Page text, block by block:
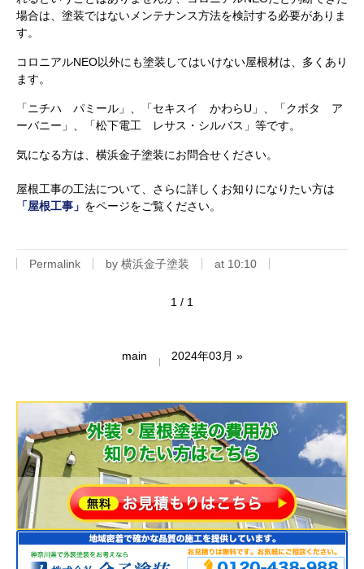
場合は、塗装ではないメンテナンス方法を検討する必要がありま
す。
コロニアルNEO以外にも塗装してはいけない屋根材は、多くあり
ます。
「ニチハ パミール」、「セキスイ かわらU」、「クボタ ア
ーバニー」、「松下電工 レサス・シルバス」等です。
気になる方は、横浜金子塗装にお問合せください。
屋根工事の工法について、さらに詳しくお知りになりたい方は
「屋根工事」 をページをご覧ください。
Permalink by 横浜金子塗装 at 10:10
1 / 1
main 2024年03月 »